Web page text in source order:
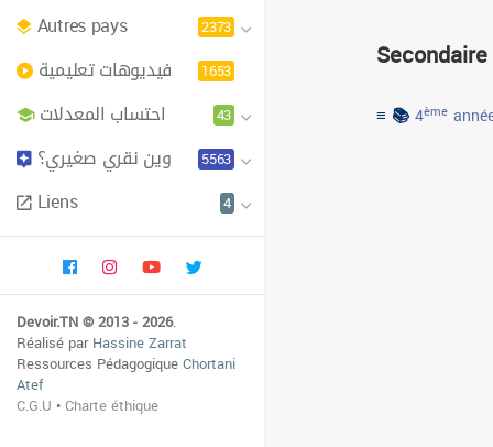
Autres pays 2373
فيديوهات تعليمية 1653
احتساب المعدلات 43
وين نقري صغيري؟ 5563
Liens 4
Devoir.TN © 2013 - 2026.
Réalisé parHassine Zarrat
Ressources PédagogiqueChortani
Atef
C.G.U •Charte éthique
Secondaire
≡ 📚4ème